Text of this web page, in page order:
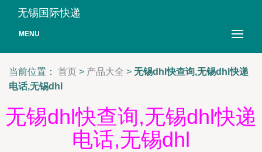
无锡国际快递
MENU
当前位置： 首页 > 产品大全 > 无锡dhl快查询,无锡dhl快递
电话,无锡dhl
无锡dhl快查询,无锡dhl快递
电话,无锡dhl